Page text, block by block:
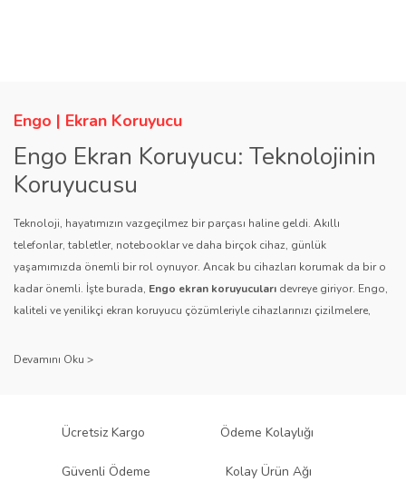
Engo | Ekran Koruyucu
Engo Ekran Koruyucu: Teknolojinin
Koruyucusu
Teknoloji, hayatımızın vazgeçilmez bir parçası haline geldi. Akıllı
telefonlar, tabletler, notebooklar ve daha birçok cihaz, günlük
yaşamımızda önemli bir rol oynuyor. Ancak bu cihazları korumak da bir o
kadar önemli. İşte burada, Engo ekran koruyucuları devreye giriyor. Engo,
kaliteli ve yenilikçi ekran koruyucu çözümleriyle cihazlarınızı çizilmelere,
sağlıyor.
Engo ekran koruyucuları
, uzun yıllara dayanan tecrübesi ve teknolojiye
ürününü titiz bir kalite kontrol sürecinden geçirir. Kullanıcı dostu tasarımı
Ücretsiz Kargo Ödeme Kolaylığı
Güvenli Ödeme Kolay Ürün Ağı